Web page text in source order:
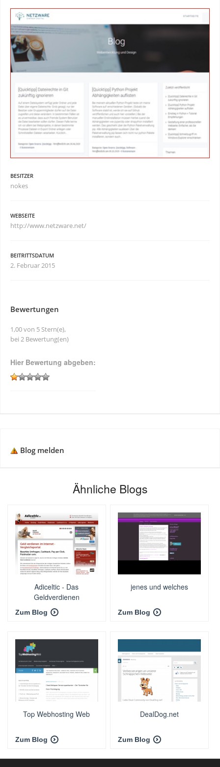
BESITZER
nokes
WEBSEITE
http://www.netzware.net/
BEITRITTSDATUM
2. Februar 2015
Bewertungen
1,00 von 5 Stern(e),
bei 2 Bewertung(en)
Hier Bewertung abgeben:
Blog melden
Ähnliche Blogs
Adiceltic - Das
Geldverdienen
Vergleichsportal
Zum Blog
jenes und welches
Zum Blog
Top Webhosting Web
Zum Blog
DealDog.net
Zum Blog